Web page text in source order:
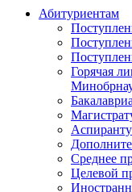
Абитуриентам
Горячая
Среднее
Целевой